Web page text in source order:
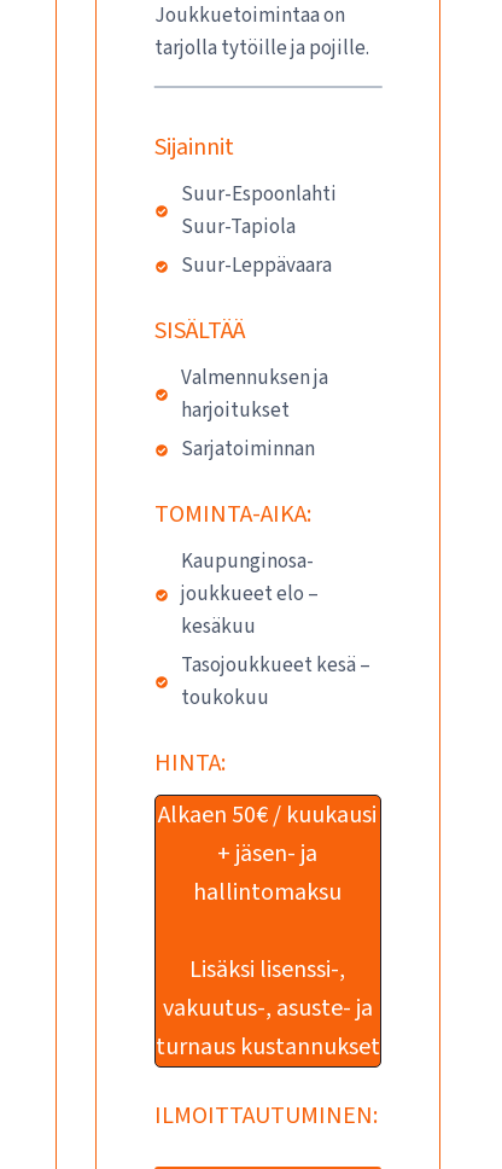
Joukkuetoimintaa on
tarjolla tytöille ja pojille.
Sijainnit
Suur-Espoonlahti
Suur-Tapiola
Suur-Leppävaara
SISÄLTÄÄ
Valmennuksen ja
harjoitukset
Sarjatoiminnan
TOMINTA-AIKA:
Kaupunginosa-
joukkueet elo –
kesäkuu
Tasojoukkueet kesä –
toukokuu
HINTA:
Alkaen 50€ / kuukausi
+ jäsen- ja
hallintomaksu
Lisäksi lisenssi-,
vakuutus-, asuste- ja
turnaus kustannukset
ILMOITTAUTUMINEN: